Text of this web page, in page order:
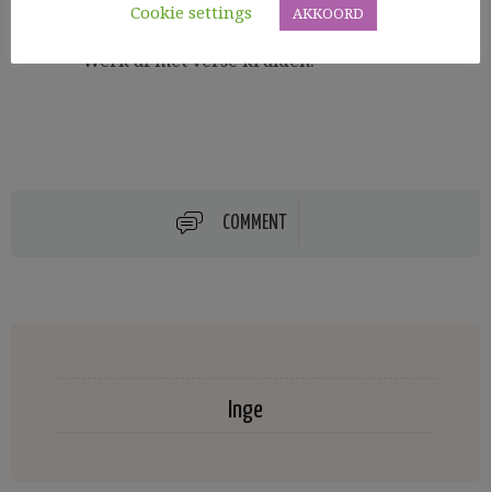
over, breng naar keuze op smaak met peper
en zout en laat minstens een uur trekken.
Werk af met verse kruiden.
COMMENT
Inge
Cookie settings
AKKOORD